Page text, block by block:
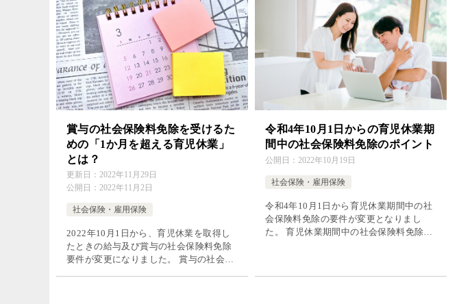
賞与の社会保険料免除を受けるた
めの「1か月を超える育児休業」
とは？
更新日： 2022年11月29日
公開日： 2022年11月2日
社会保険・雇用保険
2022年10月1日から、育児休業を取得し
たときの給与及び賞与の社会保険料免除
要件が変更になりました。 賞与の社会保
令和4年10月1日からの育児休業期
間中の社会保険料免除のポイント
公開日： 2022年10月19日
社会保険・雇用保険
令和4年10月1日から育児休業期間中の社
会保険料免除の要件が変更となりまし
た。 育児休業期間中の社会保険料免除